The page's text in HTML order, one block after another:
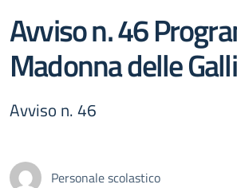
Avviso n. 46
Madonna delle
Avviso n. 46
Personale scolastico